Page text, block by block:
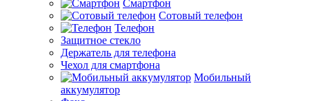
Смартфон
Сотовый телефон
Телефон
Защитное стекло
Держатель для телефона
Чехол для смартфона
Мобильный
аккумулятор